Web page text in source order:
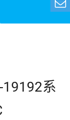
19192系